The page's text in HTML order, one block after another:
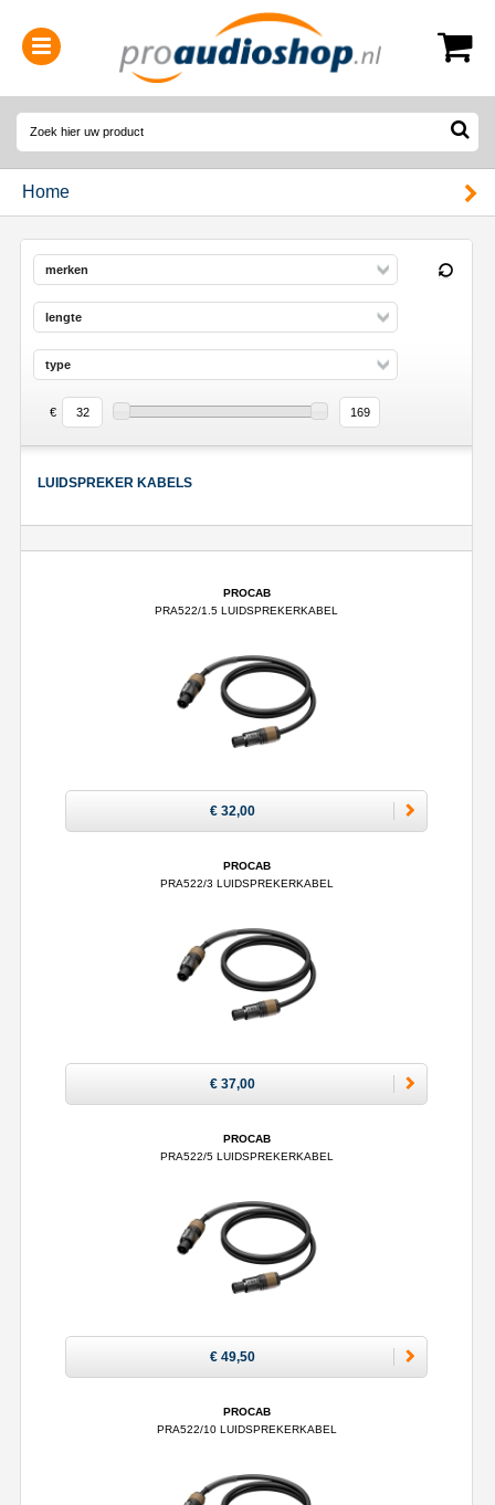
0314-364515
Home
merken
lengte
type
€
LUIDSPREKER KABELS
PROCAB
PRA522/1.5 LUIDSPREKERKABEL
€ 32,00
PROCAB
PRA522/3 LUIDSPREKERKABEL
€ 37,00
PROCAB
PRA522/5 LUIDSPREKERKABEL
€ 49,50
PROCAB
PRA522/10 LUIDSPREKERKABEL